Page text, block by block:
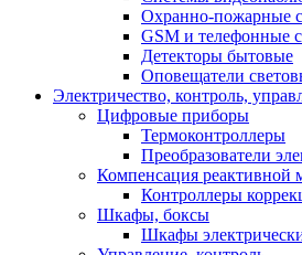
Охранно-пожарные
GSM и телефонные
Детекторы бытовые
Оповещатели
Электричество, контроль,
Цифровые приборы
Термоконтроллеры
Преобразователи
Компенсация реактивной
Контроллеры
Шкафы, боксы
Шкафы